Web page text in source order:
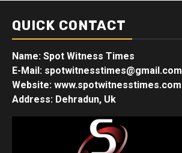
QUICK CONTACT
Name: Spot Witness Times
E-Mail: spotwitnesstimes@gmail.com
Website: www.spotwitnesstimes.com
Address: Dehradun, Uk